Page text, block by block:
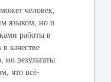
человек,
языком, но и
работы в
качестве
но результаты
что всё-